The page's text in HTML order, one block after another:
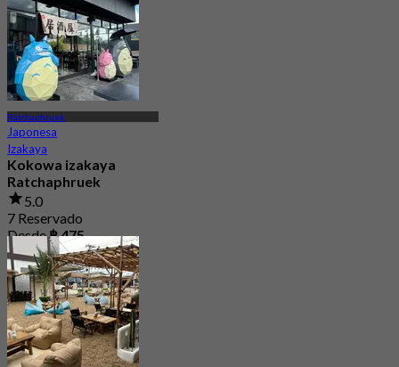
Ratchaphruek
Japonesa
Izakaya
Kokowa izakaya
Ratchaphruek
5.0
7 Reservado
Desde฿ 475